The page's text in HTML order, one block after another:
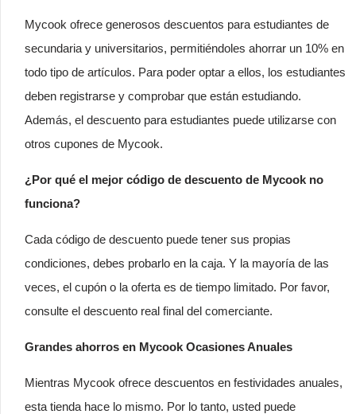
Mycook ofrece generosos descuentos para estudiantes de
secundaria y universitarios, permitiéndoles ahorrar un 10% en
todo tipo de artículos. Para poder optar a ellos, los estudiantes
deben registrarse y comprobar que están estudiando.
Además, el descuento para estudiantes puede utilizarse con
otros cupones de Mycook.
¿Por qué el mejor código de descuento de Mycook no
funciona?
Cada código de descuento puede tener sus propias
condiciones, debes probarlo en la caja. Y la mayoría de las
veces, el cupón o la oferta es de tiempo limitado. Por favor,
consulte el descuento real final del comerciante.
Grandes ahorros en Mycook Ocasiones Anuales
Mientras Mycook ofrece descuentos en festividades anuales,
esta tienda hace lo mismo. Por lo tanto, usted puede